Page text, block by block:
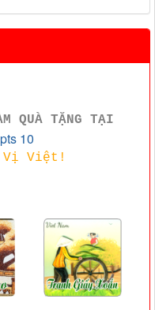
QUÀ TẶNG TẠI
Vị Việt!